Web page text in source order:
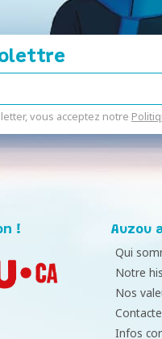
vous acceptez notre
! Auzou
Qui
Notre
Nos
Infos